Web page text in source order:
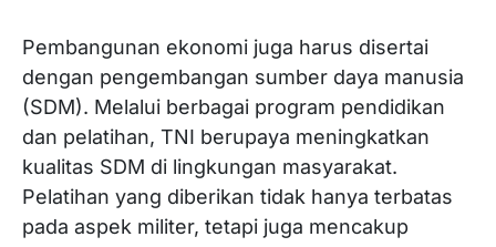
Pembangunan ekonomi juga harus disertai
dengan pengembangan sumber daya manusia
(SDM). Melalui berbagai program pendidikan
dan pelatihan, TNI berupaya meningkatkan
kualitas SDM di lingkungan masyarakat.
Pelatihan yang diberikan tidak hanya terbatas
pada aspek militer, tetapi juga mencakup